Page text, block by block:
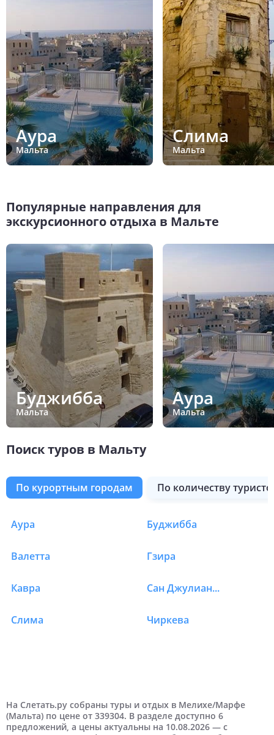
Аура
Мальта
Слима
Мальта
Популярные направления для
экскурсионного отдыха в Мальте
Буджибба
Мальта
Аура
Мальта
Поиск туров в Мальту
по курортным городам по количеству
Туры в Мальту
Аура Буджибба
Валетта Гзира
Кавра Сан Джулианс Бэй
Слима Чиркева
11 дней
Октябрь
Недорогие Дорогие
Отели 5 звездНа третьей береговой линии
На Слетать.ру собраны туры и отдых в Мелихе/Марфе
(Мальта) по цене от 339304. В разделе доступно 6
предложений, а цены актуальны на 10.08.2026 — с